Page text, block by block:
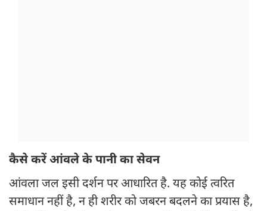
कैसे करें आंवले के पानी का सेवन
आंवला जल इसी दर्शन पर आधारित है. यह कोई त्वरित
समाधान नहीं है, न ही शरीर को जबरन बदलने का प्रयास है,